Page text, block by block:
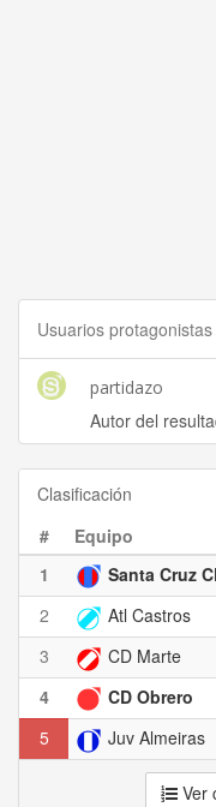
Usuarios protagonistas
partidazo
Autor del
Clasificación
#
Equipo
1
Santa Cruz
2
Atl Castros
3
CD Marte
4
CD Obrero
5
Juv Almeiras
Ver